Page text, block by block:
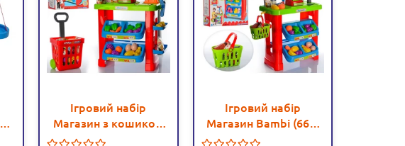
Ігровий набір
Магазин з кошиком
(661-80) - mpl 661-80
Ігровий набір
Магазин Bambi (661-
79) - mpl 661-79